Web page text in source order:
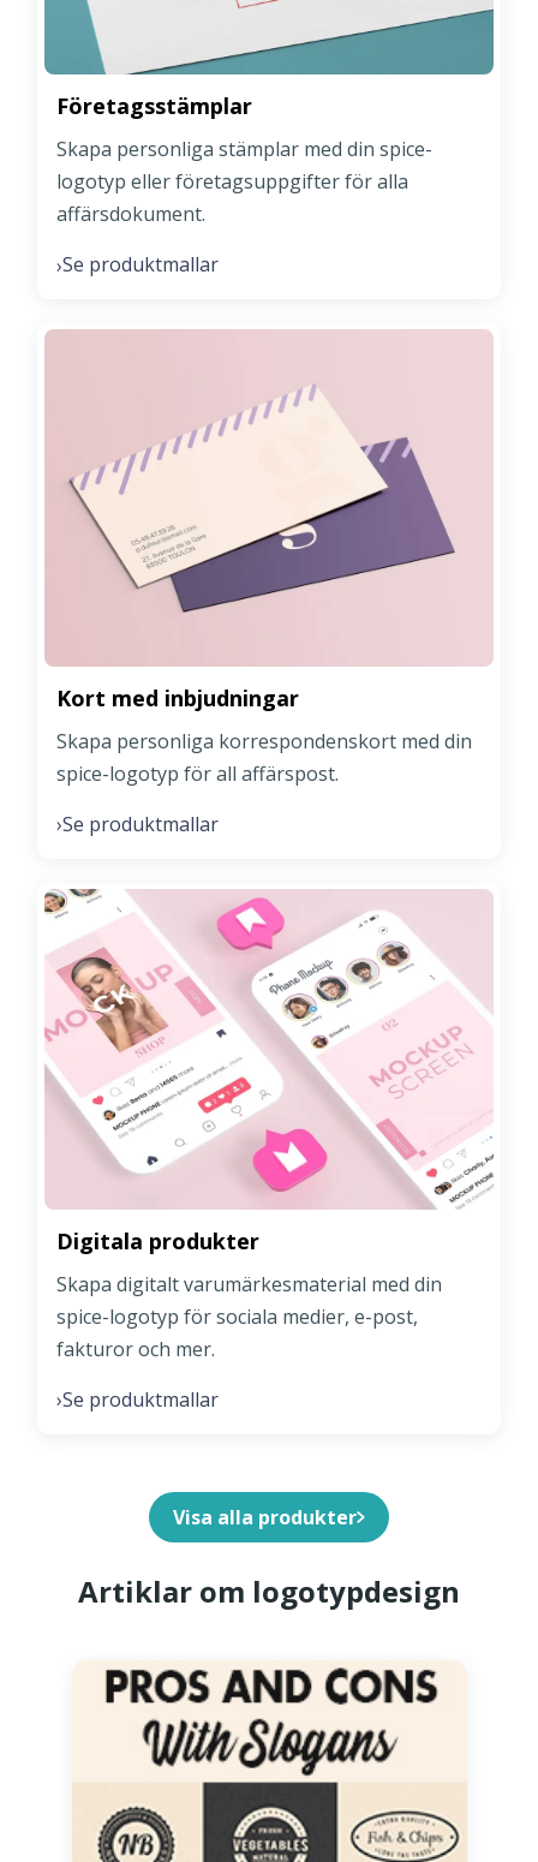
Företagsstämplar
Skapa personliga stämplar med din spice-
logotyp eller företagsuppgifter för alla
affärsdokument.
›Se produktmallar
Kort med inbjudningar
Skapa personliga korrespondenskort med din
spice-logotyp för all affärspost.
›Se produktmallar
Digitala produkter
Skapa digitalt varumärkesmaterial med din
spice-logotyp för sociala medier, e-post,
fakturor och mer.
›Se produktmallar
Visa alla produkter
Artiklar om logotypdesign